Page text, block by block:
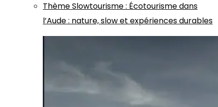
ThèmeSlowtourisme: Écotourisme dans
l’Aude : nature, slow et expériences durables